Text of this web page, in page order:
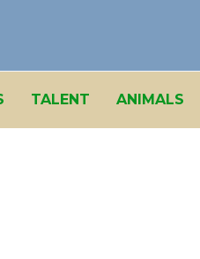
TALENT ANIMALS